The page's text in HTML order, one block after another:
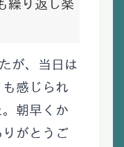
繰り返し楽
が、当日は
感じられ
朝早くか
りがとうご